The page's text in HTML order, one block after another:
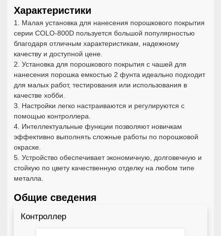
Характеристики
1. Малая установка для нанесения порошкового покрытия
серии COLO-800D пользуется большой популярностью
благодаря отличным характеристикам, надежному
качеству и доступной цене.
2. Установка для порошкового покрытия с чашей для
нанесения порошка емкостью 2 фунта идеально подходит
для малых работ, тестирования или использования в
качестве хобби.
3. Настройки легко настраиваются и регулируются с
помощью контроллера.
4. Интеллектуальные функции позволяют новичкам
эффективно выполнять сложные работы по порошковой
окраске.
5. Устройство обеспечивает экономичную, долговечную и
стойкую по цвету качественную отделку на любом типе
металла.
Общие сведения
Контроллер